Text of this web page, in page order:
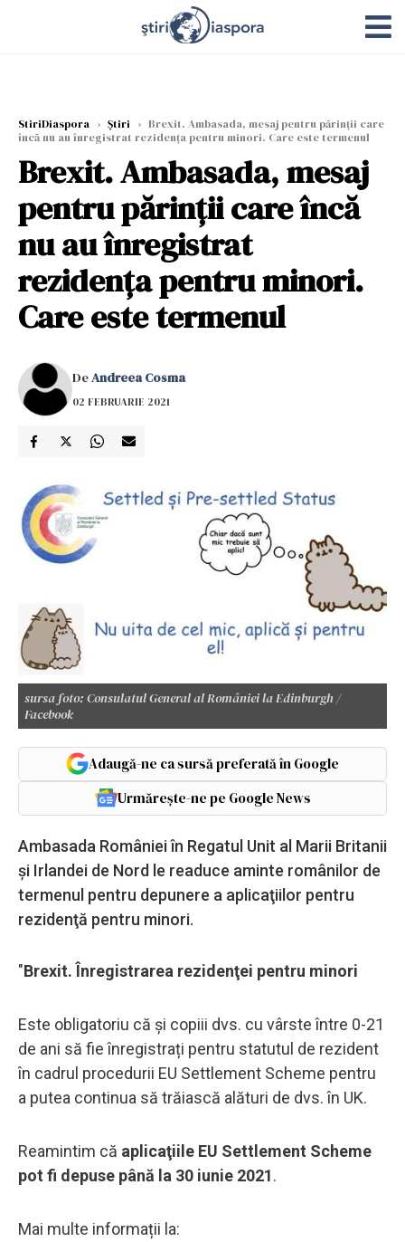
StiriDiaspora › Știri › Brexit. Ambasada, mesaj pentru părinţii care
încă nu au înregistrat rezidenţa pentru minori. Care este termenul
Brexit. Ambasada, mesaj
pentru părinţii care încă
nu au înregistrat
rezidenţa pentru minori.
Care este termenul
DeAndreea Cosma
02 FEBRUARIE 2021
sursa foto: Consulatul General al României la Edinburgh /
Facebook
Adaugă-ne ca sursă preferată în Google
Urmărește-ne pe Google News
Ambasada României în Regatul Unit al Marii Britanii
şi Irlandei de Nord le readuce aminte românilor de
termenul pentru depunere a aplicaţiilor pentru
rezidenţă pentru minori.
"Brexit. Înregistrarea rezidenţei pentru minori
Este obligatoriu că și copiii dvs. cu vârste între 0-21
de ani să fie înregistrați pentru statutul de rezident
în cadrul procedurii EU Settlement Scheme pentru
a putea continua să trăiască alături de dvs. în UK.
Reamintim că aplicaţiile EU Settlement Scheme
pot fi depuse până la 30 iunie 2021.
Mai multe informații la: